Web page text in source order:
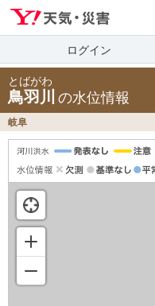
ログイン
とばがわ
鳥羽川 の水位情報
岐阜